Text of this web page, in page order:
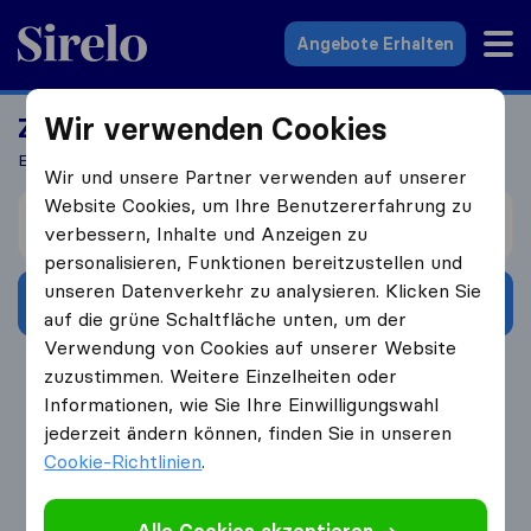
Sirelo.at
Angebote Erhalten
Ziehen Sie bald um?
Erhalten Sie 5 Angebote in 3 Schritten
Ich ziehe um von
Angebote erhalten
4.3 793 Google Bewertungen
Wir verwenden Cookies
Wir und unsere Partner verwenden auf unserer
Website Cookies, um Ihre Benutzererfahrung zu
verbessern, Inhalte und Anzeigen zu
personalisieren, Funktionen bereitzustellen und
unseren Datenverkehr zu analysieren. Klicken Sie
auf die grüne Schaltfläche unten, um der
Verwendung von Cookies auf unserer Website
zuzustimmen. Weitere Einzelheiten oder
Informationen, wie Sie Ihre Einwilligungswahl
jederzeit ändern können, finden Sie in unseren
Cookie-Richtlinien.